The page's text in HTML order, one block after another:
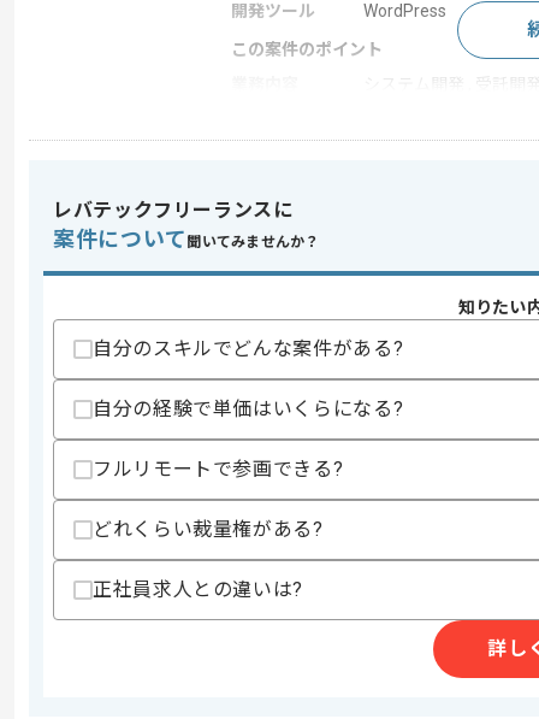
開発ツール
WordPress
この案件のポイント
ム
・PHP、JavaScript、MySQLを用いた
・Webサイト制作経験
歓迎スキル
・PHPフレームワークを用いた開発経験
スキルに不安がある方へ
その他募集要項
商談回数
2026/05/27
レバテックフリーランスに
案件について 聞いてみませんか？
知りたい
自分のスキルでどんな案件がある?
自分の経験で単価はいくらになる?
フルリモートで参画できる?
どれくらい裁量権がある?
正社員求人との違いは?
詳し